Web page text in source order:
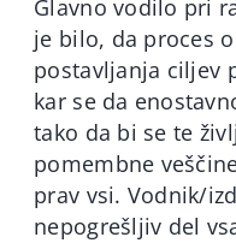
Glavno vodilo pri
je bilo, da proces
postavljanja ciljev
kar se da
tako da bi se te
pomembne
prav vsi. Vodnik/
nepogrešljiv del